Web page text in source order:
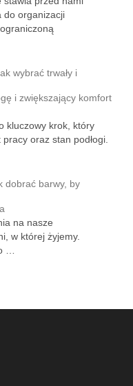
do organizacji
wybrać trwały i
i zwiększający komfort
kluczowy krok, który
oraz stan podłogi.
dobrać barwy, by
na nasze
w której żyjemy.
…